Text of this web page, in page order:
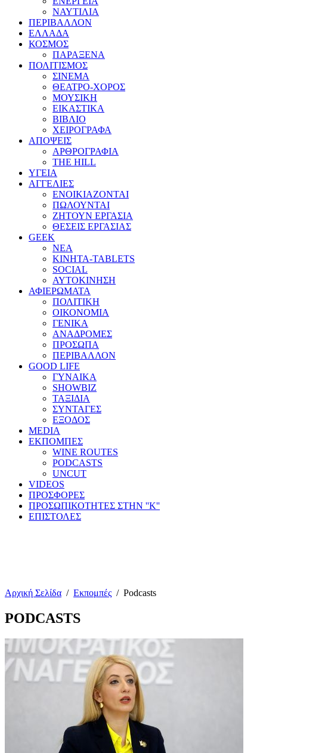
ΝΑΥΤΙΛΙΑ
ΠΕΡΙΒΑΛΛΟΝ
ΕΛΛΑΔΑ
ΚΟΣΜΟΣ
ΠΑΡΑΞΕΝΑ
ΠΟΛΙΤΙΣΜΟΣ
ΣΙΝΕΜΑ
ΘΕΑΤΡΟ-ΧΟΡΟΣ
ΜΟΥΣΙΚΗ
ΕΙΚΑΣΤΙΚΑ
ΒΙΒΛΙΟ
ΧΕΙΡΟΓΡΑΦΑ
ΑΠΟΨΕΙΣ
ΑΡΘΡΟΓΡΑΦΙΑ
THE HILL
ΥΓΕΙΑ
ΑΓΓΕΛΙΕΣ
ΕΝΟΙΚΙΑΖΟΝΤΑΙ
ΠΩΛΟΥΝΤΑΙ
ΖΗΤΟΥΝ ΕΡΓΑΣΙΑ
ΘΕΣΕΙΣ ΕΡΓΑΣΙΑΣ
GEEK
ΝΕΑ
ΚΙΝΗΤΑ-TABLETS
SOCIAL
ΑΥΤΟΚΙΝΗΣΗ
ΑΦΙΕΡΩΜΑΤΑ
ΠΟΛΙΤΙΚΗ
ΟΙΚΟΝΟΜΙΑ
ΓΕΝΙΚΑ
ΑΝΑΔΡΟΜΕΣ
ΠΡΟΣΩΠΑ
ΠΕΡΙΒΑΛΛΟΝ
GOOD LIFE
ΓΥΝΑΙΚΑ
SHOWBIZ
ΤΑΞΙΔΙΑ
ΣΥΝΤΑΓΕΣ
ΕΞΟΔΟΣ
MEDIA
ΕΚΠΟΜΠΕΣ
WINE ROUTES
PODCASTS
UNCUT
VIDEOS
ΠΡΟΣΦΟΡΕΣ
ΠΡΟΣΩΠΙΚΟΤΗΤΕΣ ΣΤΗΝ ''Κ''
ΕΠΙΣΤΟΛΕΣ
Αρχική Σελίδα / Εκπομπές / Podcasts
PODCASTS